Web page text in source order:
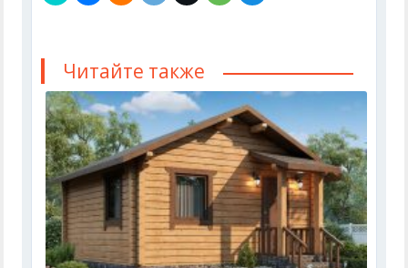
Читайте также